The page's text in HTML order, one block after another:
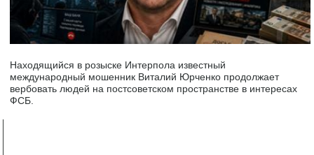
Находящийся в розыске Интерпола известный
международный мошенник Виталий Юрченко продолжает
вербовать людей на постсоветском пространстве в интересах
ФСБ.